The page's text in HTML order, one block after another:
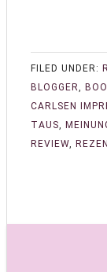
FILED UNDER:
BLOGGER,
CARLSEN
TAUS,
REVIEW,